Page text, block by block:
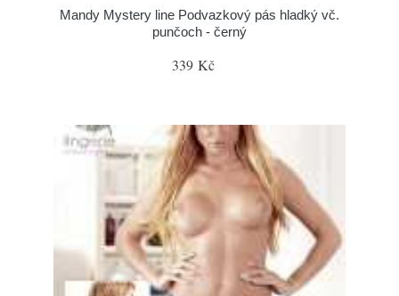
Mandy Mystery line Podvazkový pás hladký vč.
punčoch - černý
339 Kč